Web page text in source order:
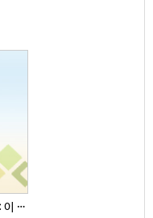
제미나이 주식투자 : 이 주식 살까, 말까?